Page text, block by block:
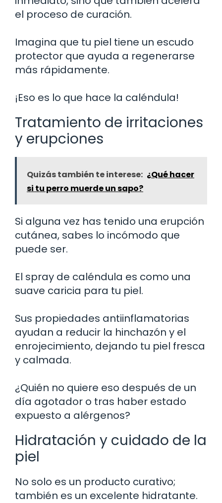
el proceso de curación.
Imagina que tu piel tiene un escudo
protector que ayuda a regenerarse
más rápidamente.
¡Eso es lo que hace la caléndula!
Tratamiento de irritaciones
y erupciones
Quizás también te interese: ¿Qué hacer
si tu perro muerde un sapo?
Si alguna vez has tenido una erupción
cutánea, sabes lo incómodo que
puede ser.
El spray de caléndula es como una
suave caricia para tu piel.
Sus propiedades antiinflamatorias
ayudan a reducir la hinchazón y el
enrojecimiento, dejando tu piel fresca
y calmada.
¿Quién no quiere eso después de un
día agotador o tras haber estado
expuesto a alérgenos?
Hidratación y cuidado de la
piel
No solo es un producto curativo;
también es un excelente hidratante.